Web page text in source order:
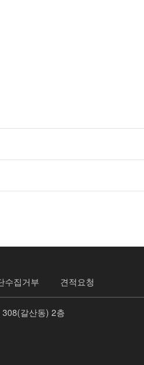
수집거부 견적요청
갈산동) 2층